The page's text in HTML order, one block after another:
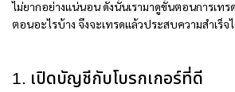
ไม่ยากอย่างแน่นอน ดังนั้นเรามาดูขั้นตอนการเทร
ตอนอะไรบ้าง จึงจะเทรดแล้วประสบความสำเร็จ
1. เปิดบัญชีกับโบรกเกอร์ที่ดี